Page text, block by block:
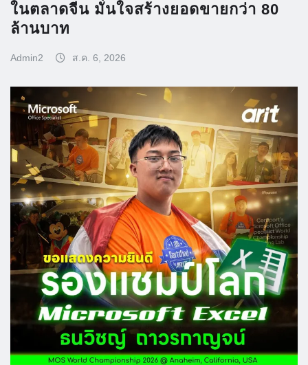
ในตลาดจีน มั่นใจสร้างยอดขายกว่า 80
ล้านบาท
Admin2 ส.ค. 6, 2026